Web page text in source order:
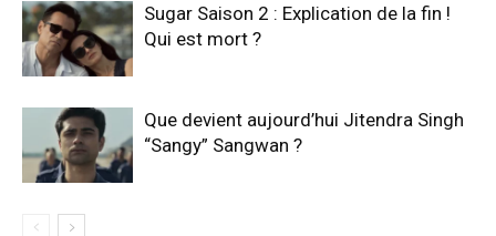
Sugar Saison 2 : Explication de la fin !
Qui est mort ?
Que devient aujourd’hui Jitendra Singh
“Sangy” Sangwan ?